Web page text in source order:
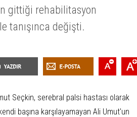
gittiği rehabilitasyon
tanışınca değişti.
Seçkin, serebral palsi hastası olarak
başına karşılayamayan Ali Umut'un